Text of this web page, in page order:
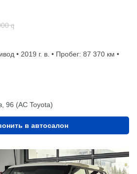
q
• 2019 г. в. • Пробег: 87 370 км •
96 (АС Toyota)
в автосалон